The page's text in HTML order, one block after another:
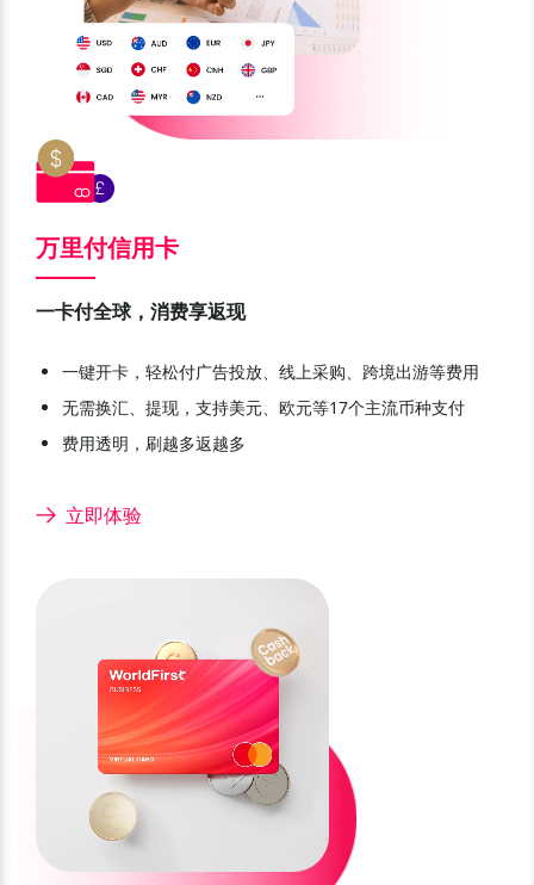
万里付信用卡
一卡付全球，消费享返现
一键开卡，轻松付广告投放、线上采购、跨境出游等费用
无需换汇、提现，支持美元、欧元等17个主流币种支付
费用透明，刷越多返越多
立即体验